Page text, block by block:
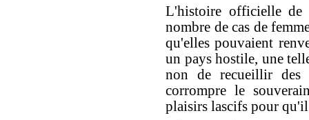
L'histoire officielle de
nombre de cas de
qu'elles pouvaient
un pays hostile, une
non de recueillir des
corrompre le
plaisirs lascifs pour